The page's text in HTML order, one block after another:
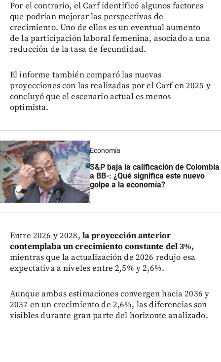
Por el contrario, el Carf identificó algunos factores
que podrían mejorar las perspectivas de
crecimiento. Uno de ellos es un eventual aumento
de la participación laboral femenina, asociado a una
reducción de la tasa de fecundidad.
El informe también comparó las nuevas
proyecciones con las realizadas por el Carf en 2025 y
concluyó que el escenario actual es menos
optimista.
Economía
S&P baja la calificación de Colombia
a BB-: ¿Qué significa este nuevo
golpe a la economía?
Entre 2026 y 2028, la proyección anterior
contemplaba un crecimiento constante del 3%,
mientras que la actualización de 2026 redujo esa
expectativa a niveles entre 2,5% y 2,6%.
Aunque ambas estimaciones convergen hacia 2036 y
2037 en un crecimiento de 2,6%, las diferencias son
visibles durante gran parte del horizonte analizado.